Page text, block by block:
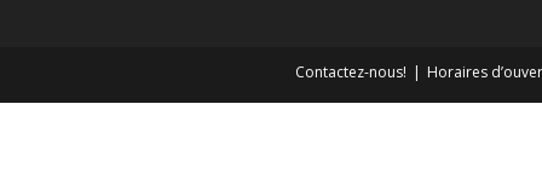
Contactez-nous! Horaires